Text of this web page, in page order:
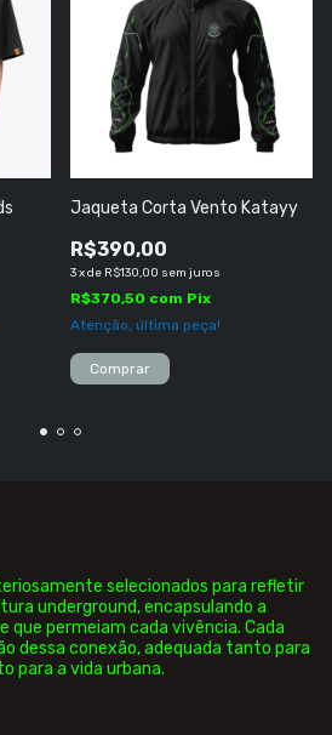
Jaqueta Corta Vento Katayy
R$390,00
3xde R$130,00 sem juros
R$370,50 com Pix
Atenção, última peça!
Comprar
selecionados para refletir
underground, encapsulando a
que permeiam cada vivência. Cada
dessa conexão, adequada tanto para
para a vida urbana.